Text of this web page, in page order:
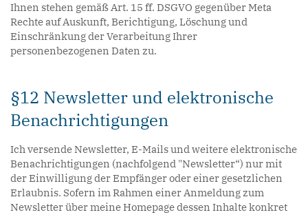
Ihnen stehen gemäß Art. 15 ff. DSGVO gegenüber Meta
Rechte auf Auskunft, Berichtigung, Löschung und
Einschränkung der Verarbeitung Ihrer
personenbezogenen Daten zu.
§12 Newsletter und elektronische
Benachrichtigungen
Ich versende Newsletter, E-Mails und weitere elektronische
Benachrichtigungen (nachfolgend "Newsletter“) nur mit
der Einwilligung der Empfänger oder einer gesetzlichen
Erlaubnis. Sofern im Rahmen einer Anmeldung zum
Newsletter über meine Homepage dessen Inhalte konkret